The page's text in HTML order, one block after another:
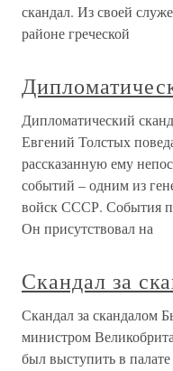
скандал. Из своей
районе греческой
Дипломатический
Евгений Толстых
рассказанную ему
событий – одним из
войск СССР. События
Он присутствовал на
Скандал за
Скандал за скандалом
министром
был выступить в